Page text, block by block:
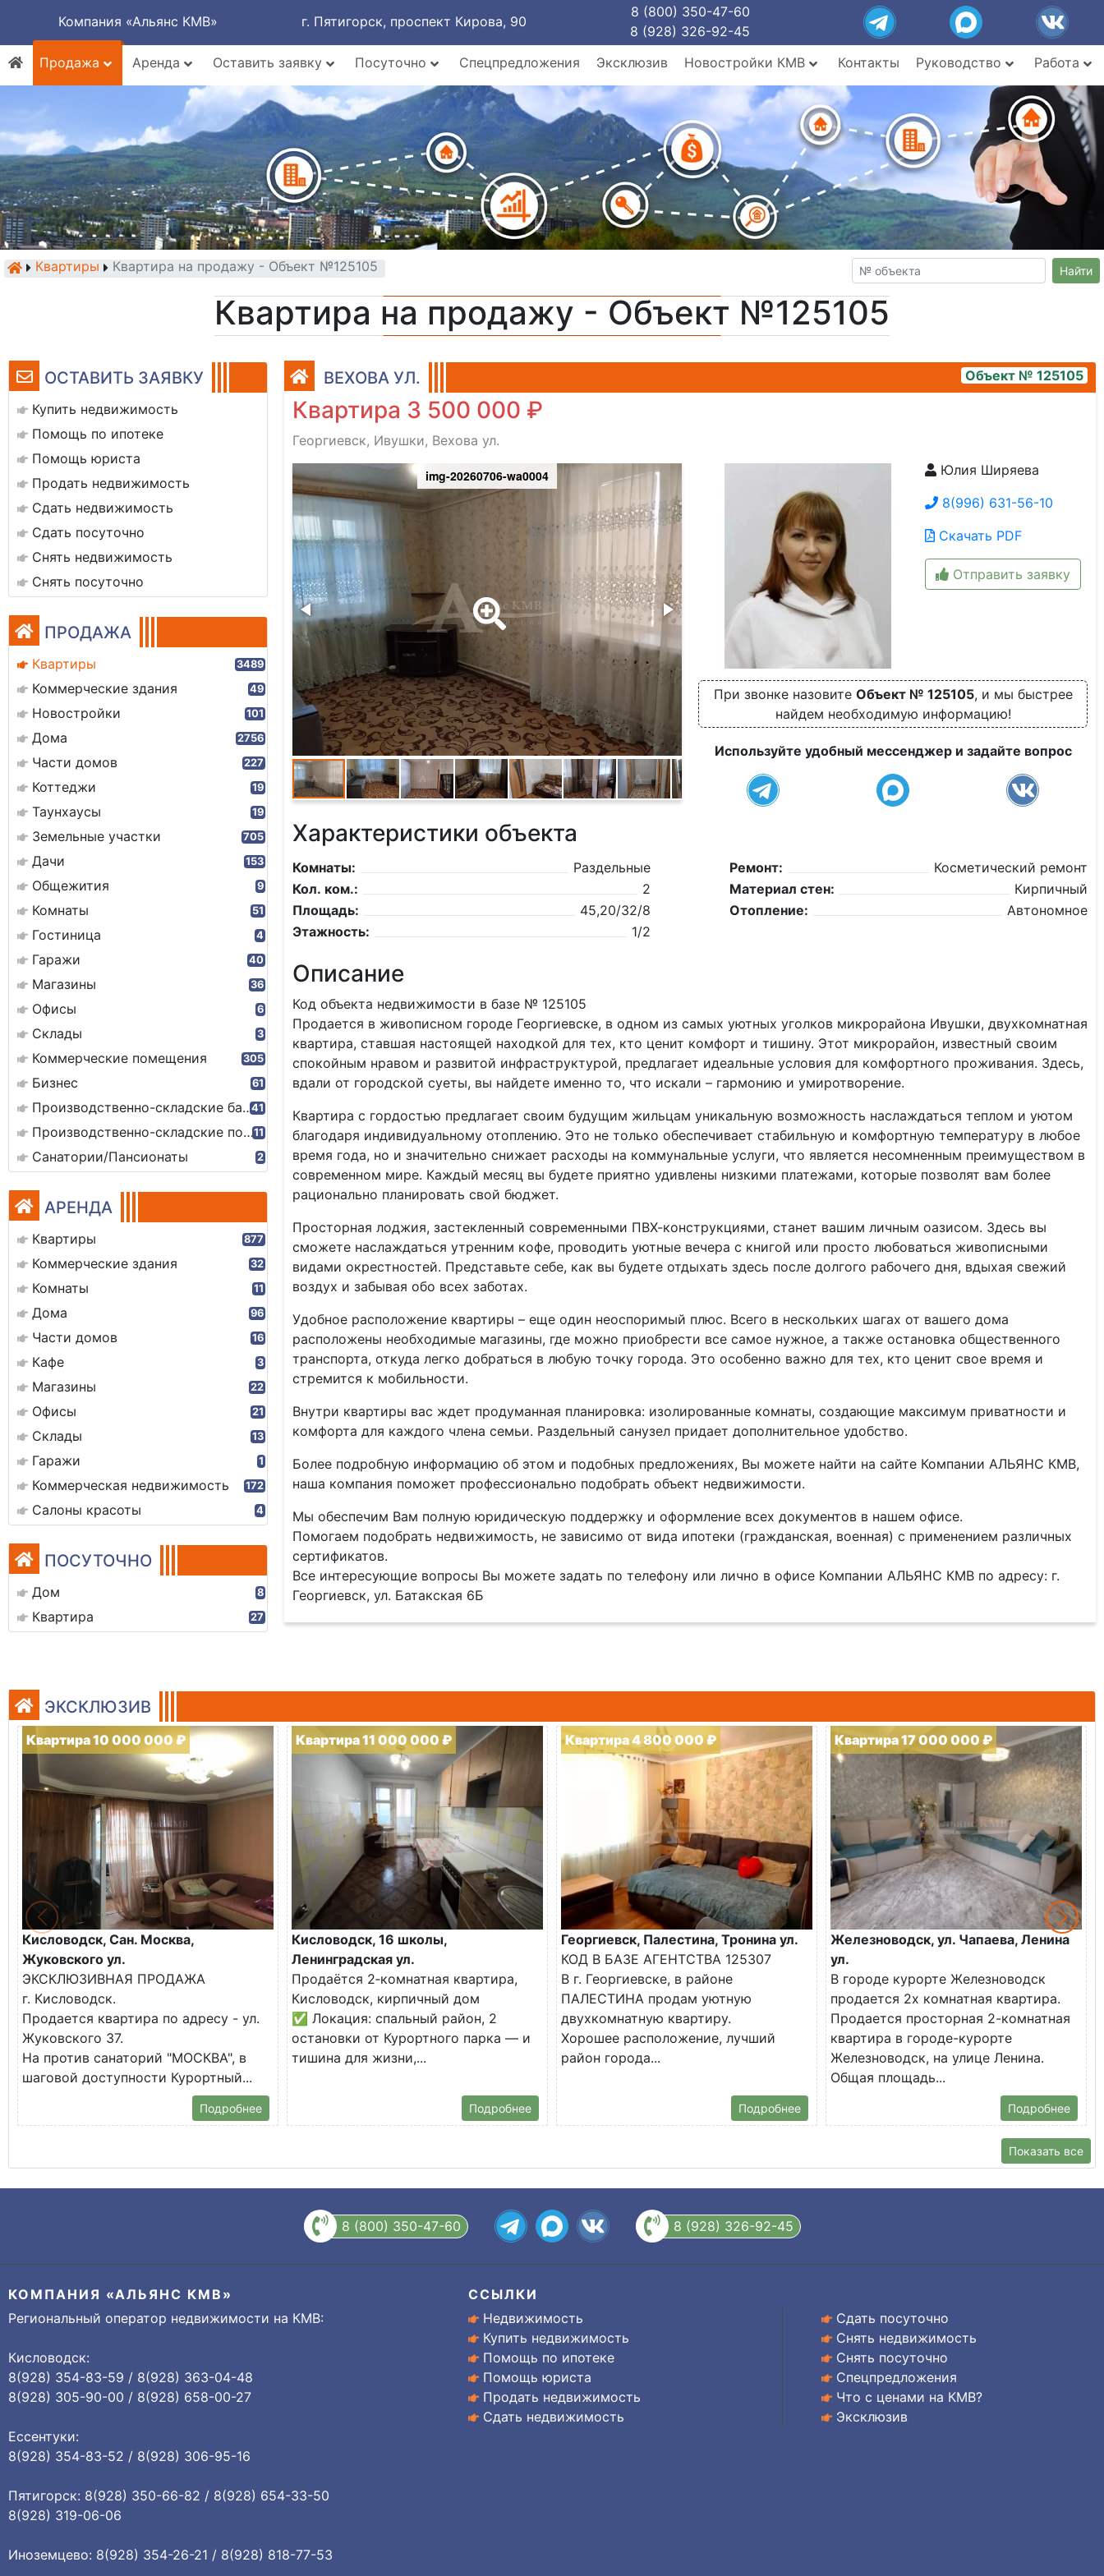
Компания «Альянс КМВ» г. Пятигорск, проспект Кирова, 90
8 (800) 350-47-60
8 (928) 326-92-45
Продажа
Аренда Оставить заявку Посуточно Спецпредложения Эксклюзив Новостройки КМВ Контакты Руководство Работа
Квартиры Квартира на продажу - Объект №125105 Найти
Квартира на продажу - Объект №125105
ОСТАВИТЬ ЗАЯВКУ
Купить недвижимость
Помощь по ипотеке
Помощь юриста
Продать недвижимость
Сдать недвижимость
Сдать посуточно
Снять недвижимость
Снять посуточно
ПРОДАЖА
Квартиры 3489
Коммерческие здания 49
Новостройки 101
Дома 2756
Части домов 227
Коттеджи 19
Таунхаусы 19
Земельные участки 705
Дачи 153
Общежития 9
Комнаты 51
Гостиница 4
Гаражи 40
Магазины 36
Офисы 6
Склады 3
Коммерческие помещения 305
Бизнес 61
Производственно-складские базы41
Производственно-складские помещения11
Санатории/Пансионаты 2
АРЕНДА
Квартиры 877
Коммерческие здания 32
Комнаты 11
Дома 96
Части домов 16
Кафе 3
Магазины 22
Офисы 21
Склады 13
Гаражи 1
Коммерческая недвижимость 172
Салоны красоты 4
ПОСУТОЧНО
Дом 8
Квартира 27
ВЕХОВА УЛ. Объект № 125105
Квартира 3 500 000 ₽
Георгиевск, Ивушки, Вехова ул.
img-20260706-wa0004
img-20260706-wa0012 img-20260706-wa0017Юлия Ширяева
8(996) 631-56-10
Скачать PDF
Отправить заявку
При звонке назовите Объект № 125105, и мы быстрее
найдем необходимую информацию!
Используйте удобный мессенджер и задайте вопрос
Характеристики объекта
Комнаты:
Раздельные
Кол. ком.:
2
Площадь:
45,20/32/8
Этажность:
1/2
Ремонт:
Косметический ремонт
Материал стен:
Кирпичный
Отопление:
Автономное
Описание
Код объекта недвижимости в базе № 125105
Продается в живописном городе Георгиевске, в одном из самых уютных уголков микрорайона Ивушки, двухкомнатная
квартира, ставшая настоящей находкой для тех, кто ценит комфорт и тишину. Этот микрорайон, известный своим
спокойным нравом и развитой инфраструктурой, предлагает идеальные условия для комфортного проживания. Здесь,
вдали от городской суеты, вы найдете именно то, что искали – гармонию и умиротворение.
Квартира с гордостью предлагает своим будущим жильцам уникальную возможность наслаждаться теплом и уютом
благодаря индивидуальному отоплению. Это не только обеспечивает стабильную и комфортную температуру в любое
время года, но и значительно снижает расходы на коммунальные услуги, что является несомненным преимуществом в
современном мире. Каждый месяц вы будете приятно удивлены низкими платежами, которые позволят вам более
рационально планировать свой бюджет.
Просторная лоджия, застекленный современными ПВХ-конструкциями, станет вашим личным оазисом. Здесь вы
сможете наслаждаться утренним кофе, проводить уютные вечера с книгой или просто любоваться живописными
видами окрестностей. Представьте себе, как вы будете отдыхать здесь после долгого рабочего дня, вдыхая свежий
воздух и забывая обо всех заботах.
Удобное расположение квартиры – еще один неоспоримый плюс. Всего в нескольких шагах от вашего дома
расположены необходимые магазины, где можно приобрести все самое нужное, а также остановка общественного
транспорта, откуда легко добраться в любую точку города. Это особенно важно для тех, кто ценит свое время и
стремится к мобильности.
Внутри квартиры вас ждет продуманная планировка: изолированные комнаты, создающие максимум приватности и
комфорта для каждого члена семьи. Раздельный санузел придает дополнительное удобство.
Более подробную информацию об этом и подобных предложениях, Вы можете найти на сайте Компании АЛЬЯНС КМВ,
наша компания поможет профессионально подобрать объект недвижимости.
Мы обеспечим Вам полную юридическую поддержку и оформление всех документов в нашем офисе.
Помогаем подобрать недвижимость, не зависимо от вида ипотеки (гражданская, военная) с применением различных
сертификатов.
Все интересующие вопросы Вы можете задать по телефону или лично в офисе Компании АЛЬЯНС КМВ по адресу: г.
Георгиевск, ул. Батакская 6Б
ЭКСКЛЮЗИВ
Квартира 10 000 000 ₽
Кисловодск, Сан. Москва,
Жуковского ул.
ЭКСКЛЮЗИВНАЯ ПРОДАЖА
г. Кисловодск.
Продается квартира по адресу - ул.
Жуковского 37.
На против санаторий "МОСКВА", в
шаговой доступности Курортный...
Подробнее
Квартира 11 000 000 ₽
Кисловодск, 16 школы,
Ленинградская ул.
Продаётся 2‑комнатная квартира,
Кисловодск, кирпичный дом
✅ Локация: спальный район, 2
остановки от Курортного парка — и
тишина для жизни,...
Подробнее
Квартира 4 800 000 ₽
Георгиевск, Палестина, Тронина ул.
КОД В БАЗЕ АГЕНТСТВА 125307
В г. Георгиевске, в районе
ПАЛЕСТИНА продам уютную
двухкомнатную квартиру.
Хорошее расположение, лучший
район города...
Подробнее
Квартира 17 000 000 ₽
Железноводск, ул. Чапаева, Ленина
ул.
В городе курорте Железноводск
продается 2х комнатная квартира.
Продается просторная 2-комнатная
квартира в городе-курорте
Железноводск, на улице Ленина.
Общая площадь...
Подробнее
Показать все
8 (800) 350-47-60 8 (928) 326-92-45
КОМПАНИЯ «АЛЬЯНС КМВ»
Региональный оператор недвижимости на КМВ:
Кисловодск:
8(928) 354-83-59 / 8(928) 363-04-48
8(928) 305-90-00 / 8(928) 658-00-27
Ессентуки:
8(928) 354-83-52 / 8(928) 306-95-16
Пятигорск: 8(928) 350-66-82 / 8(928) 654-33-50
8(928) 319-06-06
Иноземцево: 8(928) 354-26-21 / 8(928) 818-77-53
ССЫЛКИ
Недвижимость
Купить недвижимость
Помощь по ипотеке
Помощь юриста
Продать недвижимость
Сдать недвижимость
Сдать посуточно
Снять недвижимость
Снять посуточно
Спецпредложения
Что с ценами на КМВ?
Эксклюзив